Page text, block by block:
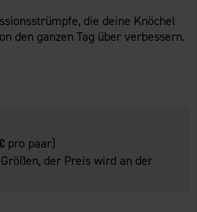
die deine Knöchel
den ganzen Tag über verbessern.
pro paar)
der Preis wird an der